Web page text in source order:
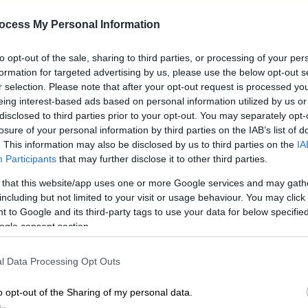
My Personal Information
opt-out of the sale, sharing to third parties, or processing of your
for targeted advertising by us, please use the below opt-out
selection. Please note that after your opt-out request is processed
interest-based ads based on personal information utilized by us
to third parties prior to your opt-out. You may separately
of your personal information by third parties on the IAB’s list of
This information may also be disclosed by us to third parties on the
Participants that may further disclose it to other third parties.
that this website/app uses one or more Google services and may
but not limited to your visit or usage behaviour. You may
to Google and its third-party tags to use your data for below
consent section.
Data Processing Opt Outs
opt-out of the Sharing of my personal data.
οι 37 μετανάστες από το
μετά από το θάνατο 21χρονου -
χώρους
το
τους δύο ποταμούς που εκβάλλουν στην